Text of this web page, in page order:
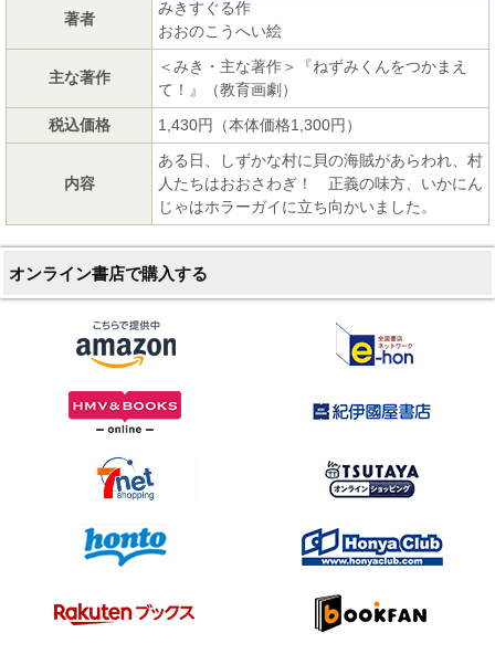
著者
みきすぐる作
おおのこうへい絵
主な著作
＜みき・主な著作＞『ねずみくんをつかまえ
て！』（教育画劇）
税込価格
1,430円（本体価格1,300円）
内容
ある日、しずかな村に貝の海賊があらわれ、村
人たちはおおさわぎ！ 正義の味方、いかにん
じゃはホラーガイに立ち向かいました。
オンライン書店で購入する